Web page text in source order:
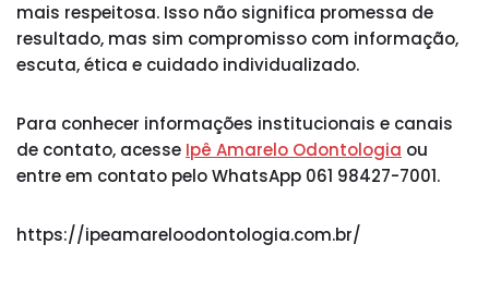
mais respeitosa. Isso não significa promessa de
resultado, mas sim compromisso com informação,
escuta, ética e cuidado individualizado.
Para conhecer informações institucionais e canais
de contato, acesse Ipê Amarelo Odontologia ou
entre em contato pelo WhatsApp 061 98427-7001.
https://ipeamareloodontologia.com.br/